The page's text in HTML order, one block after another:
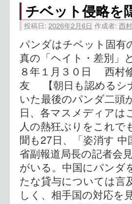
チベット侵略を
投稿日: 2026年2月6日 作成者: 西
パンダはチベット固有
真の「ヘイト・差別」
８年１月３０日 西
友 【朝日も認めるシ
いた最後のパンダ二頭
日、各マスメディアは
人の熱狂ぶりをこれで
聞も27日、「姿消す
省副報道局長の記者会
がいる。中国にパンダ
たな貸与については言
しく、相手国の対応を